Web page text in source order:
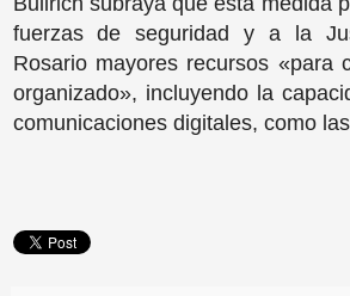
fuerzas de seguridad y a la
Rosario mayores recursos «para
organizado», incluyendo la
comunicaciones digitales, como